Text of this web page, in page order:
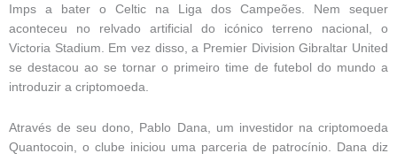
Imps a bater o Celtic na Liga dos Campeões. Nem sequer
aconteceu no relvado artificial do icónico terreno nacional, o
Victoria Stadium. Em vez disso, a Premier Division Gibraltar United
se destacou ao se tornar o primeiro time de futebol do mundo a
introduzir a criptomoeda.
Através de seu dono, Pablo Dana, um investidor na criptomoeda
Quantocoin, o clube iniciou uma parceria de patrocínio. Dana diz